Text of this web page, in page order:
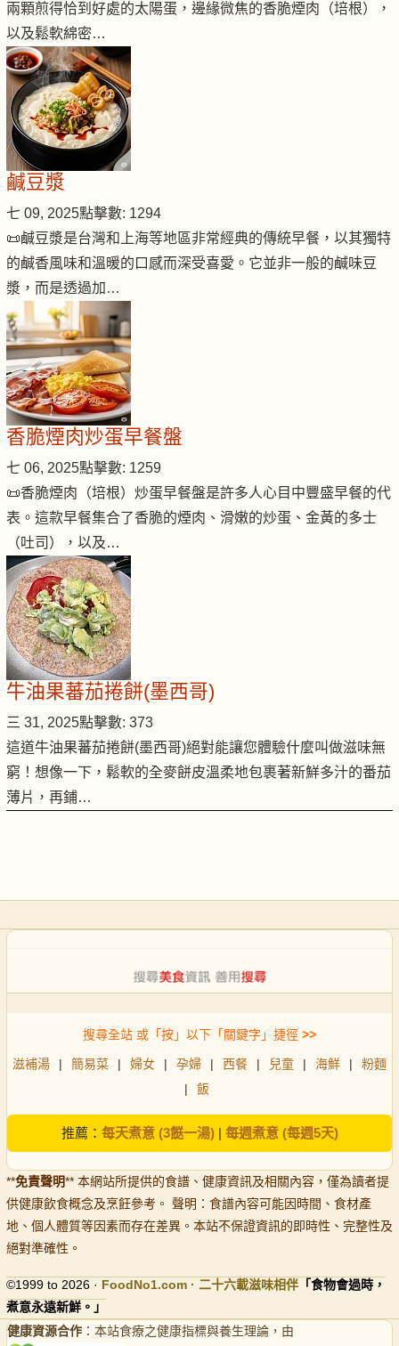
兩顆煎得恰到好處的太陽蛋，邊緣微焦的香脆煙肉（培根），
以及鬆軟綿密…
鹹豆漿
七 09, 2025點擊數: 1294
📜鹹豆漿是台灣和上海等地區非常經典的傳統早餐，以其獨特
的鹹香風味和溫暖的口感而深受喜愛。它並非一般的鹹味豆
漿，而是透過加…
香脆煙肉炒蛋早餐盤
七 06, 2025點擊數: 1259
📜香脆煙肉（培根）炒蛋早餐盤是許多人心目中豐盛早餐的代
表。這款早餐集合了香脆的煙肉、滑嫩的炒蛋、金黃的多士
（吐司），以及…
牛油果蕃茄捲餅(墨西哥)
三 31, 2025點擊數: 373
這道牛油果蕃茄捲餅(墨西哥)絕對能讓您體驗什麼叫做滋味無
窮！想像一下，鬆軟的全麥餅皮溫柔地包裹著新鮮多汁的番茄
薄片，再鋪…
搜尋全站 或「按」以下「關鍵字」捷徑 >>
滋補湯 | 簡易菜 | 婦女 | 孕婦 | 西餐 | 兒童 | 海鮮 |
粉麵
|
飯
推薦： 每天煮意 (3餸一湯)| 每週煮意 (每週5天)
**免責聲明** 本網站所提供的食譜、健康資訊及相關內容，僅為讀者提
供健康飲食概念及烹飪參考。 聲明：食譜內容可能因時間、食材產
地、個人體質等因素而存在差異。本站不保證資訊的即時性、完整性及
絕對準確性。
©1999 to 2026 · FoodNo1.com · 二十六載滋味相伴 「食物會過時，
煮意永遠新鮮。」
健康資源合作 ：本站食療之健康指標與養生理論，由